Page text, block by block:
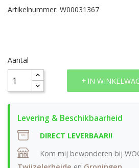
Artikelnummer: W00031367
Aantal
IN
DIRECT LEVERBAAR!!
Kom mij bewonderen bij